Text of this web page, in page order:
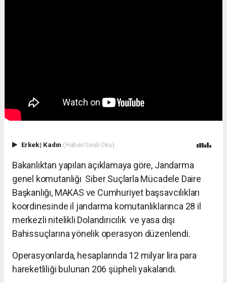
Erkek| Kadın (Haberi Sesli Oku)
Bakanlıktan yapılan açıklamaya göre, Jandarma
genel komutanlığı Siber Suçlarla Mücadele Daire
Başkanlığı, MAKAS ve Cumhuriyet başsavcılıkları
koordinesinde il jandarma komutanlıklarınca 28 il
merkezli nitelikli Dolandırıcılık ve yasa dışı
Bahissuçlarına yönelik operasyon düzenlendi.
Operasyonlarda, hesaplarında 12 milyar lira para
hareketliliği bulunan 206 şüpheli yakalandı.